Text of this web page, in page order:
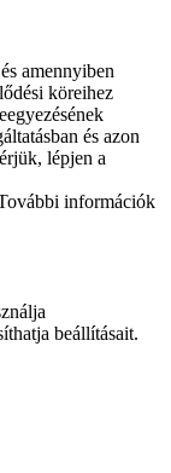
amennyiben
köreihez
és azon
lépjen a
információk
beállításait.